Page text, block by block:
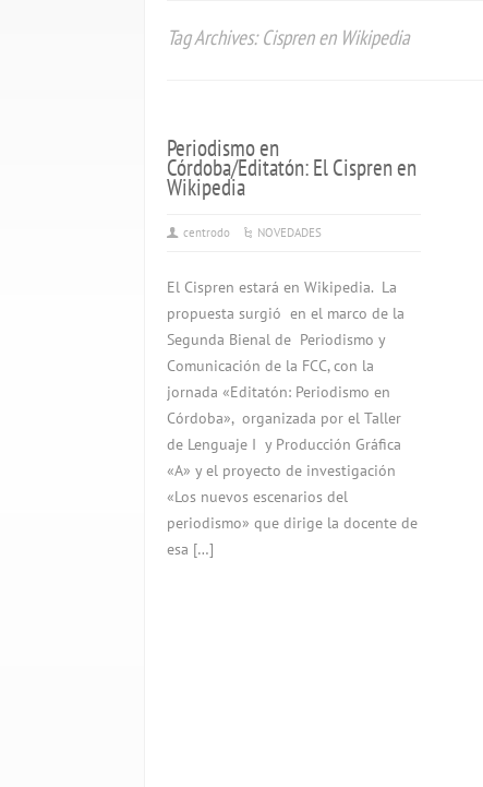
Tag Archives: Cispren en Wikipedia
Periodismo en
Córdoba/Editatón: El Cispren en
Wikipedia
centrodo NOVEDADES
El Cispren estará en Wikipedia. La
propuesta surgió en el marco de la
Segunda Bienal de Periodismo y
Comunicación de la FCC, con la
jornada «Editatón: Periodismo en
Córdoba», organizada por el Taller
de Lenguaje I y Producción Gráfica
«A» y el proyecto de investigación
«Los nuevos escenarios del
periodismo» que dirige la docente de
esa […]